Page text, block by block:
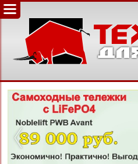
‹